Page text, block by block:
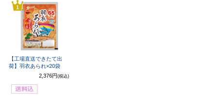
1
【工場直送できたて出
荷】羽衣あられ×20袋
2,376円 (税込)